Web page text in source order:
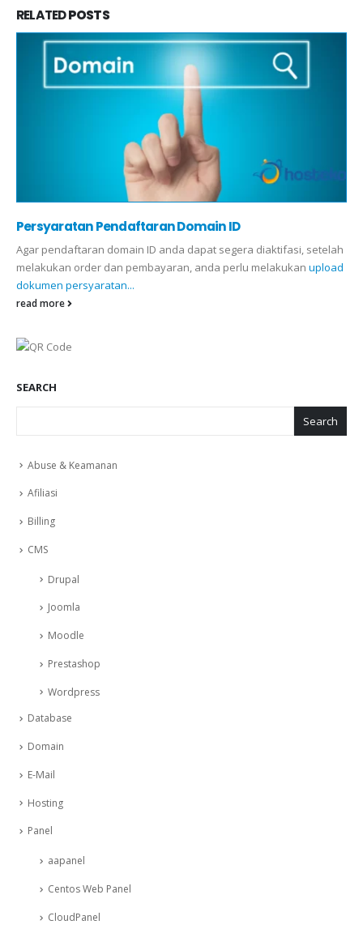
RELATEDPOSTS
Persyaratan Pendaftaran Domain ID
Agar pendaftaran domain ID anda dapat segera diaktifasi, setelah
melakukan order dan pembayaran, anda perlu melakukan upload
dokumen persyaratan...
read more
SEARCH
Search
Abuse & Keamanan
Afiliasi
Billing
CMS
Drupal
Joomla
Moodle
Prestashop
Wordpress
Database
Domain
E-Mail
Hosting
Panel
aapanel
Centos Web Panel
CloudPanel